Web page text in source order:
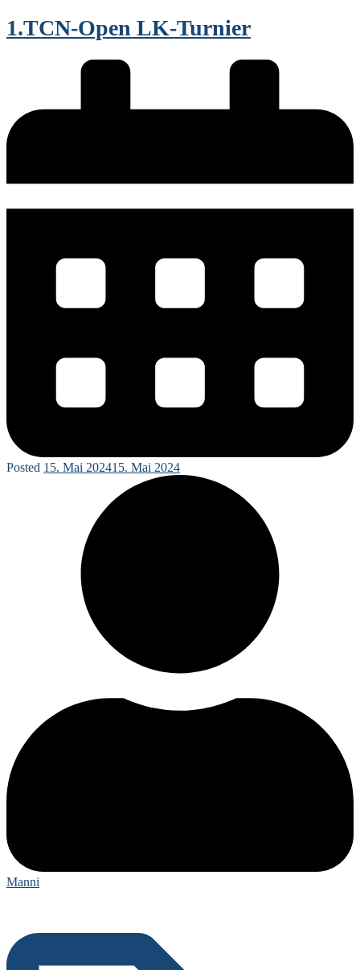
1.TCN-Open LK-Turnier
Posted 15. Mai 202415. Mai 2024
Manni